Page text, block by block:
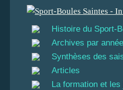
Histoire du Sport-
Archives par année
Synthèses des
Articles
La formation et les